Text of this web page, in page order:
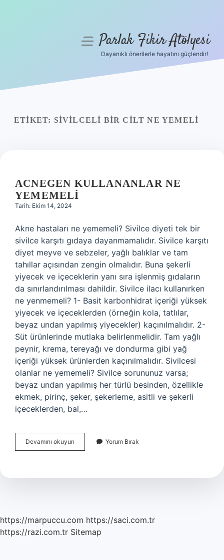
Yasal Uyarı
menüyüParlak Fikir Atölyesi
Dayanıklı önerilerle hayatını güçlendir!
ETIKET: SIVILCELI BIR CILT NE YEMELI
ACNEGEN KULLANANLAR NE
YEMEMELI
Tarih: Ekim 14, 2024
Akne hastaları ne yememeli? Sivilce diyeti tek bir
sivilce karşıtı gıdaya dayanmamalıdır. Sivilce karşıtı
diyet meyve ve sebzeler, yağlı balıklar ve tam
tahıllar açısından zengin olmalıdır. Buna şekerli
yiyecek ve içeceklerin yanı sıra işlenmiş gıdaların
da sınırlandırılması dahildir. Sivilce ilacı kullanırken
ne yenmemeli? 1- Basit karbonhidrat içeriği yüksek
yiyecek ve içeceklerden (örneğin kola, tatlılar,
beyaz undan yapılmış yiyecekler) kaçınılmalıdır. 2-
Süt ürünlerinde mutlaka belirlenmelidir. Tam yağlı
peynir, krema, tereyağı ve dondurma gibi yağ
içeriği yüksek ürünlerden kaçınılmalıdır. Sivilcesi
olanlar ne yememeli? Sivilce sorununuz varsa;
beyaz undan yapılmış her türlü besinden, özellikle
ekmek, pirinç, şeker, şekerleme, asitli ve şekerli
içeceklerden, bal,…
Devamını okuyun Acnegen
Kullananlar
Yorum Bırak
https://marpuccu.com https://saci.com.tr
https://razi.com.tr Sitemap